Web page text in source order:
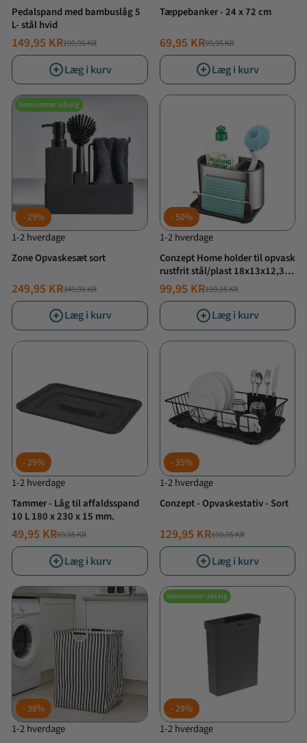
Pedalspand med bambuslåg 5
L- stål hvid
NORMALPRIS199,95 KR
TILBUDSPRIS
149,95 KR
Læg i kurv
Tæppebanker - 24 x 72 cm
NORMALPRIS
99,95 KR
TILBUDSPRIS
69,95 KR
Læg i kurv
Sensommer udsalg
29%
1-2 hverdage
Zone Opvaskesæt sort
NORMALPRIS349,95 KR
TILBUDSPRIS
249,95 KR
Læg i kurv
50%
1-2 hverdage
Conzept Home holder til opvask
rustfrit stål/plast 18x13x12,3
cm
NORMALPRIS
199,95 KR
TILBUDSPRIS
99,95 KR
Læg i kurv
29%
1-2 hverdage
Tammer - Låg til affaldsspand
10 L 180 x 230 x 15 mm.
NORMALPRIS
69,95 KR
TILBUDSPRIS
49,95 KR
Læg i kurv
35%
1-2 hverdage
Conzept - Opvaskestativ - Sort
NORMALPRIS199,95 KR
TILBUDSPRIS
129,95 KR
Læg i kurv
38%
1-2 hverdage
Sensommer udsalg
29%
1-2 hverdage